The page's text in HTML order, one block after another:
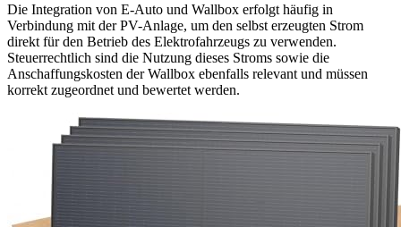
Die Integration von E-Auto und Wallbox erfolgt häufig in
Verbindung mit der PV-Anlage, um den selbst erzeugten Strom
direkt für den Betrieb des Elektrofahrzeugs zu verwenden.
Steuerrechtlich sind die Nutzung dieses Stroms sowie die
Anschaffungskosten der Wallbox ebenfalls relevant und müssen
korrekt zugeordnet und bewertet werden.